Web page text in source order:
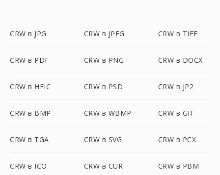
CRW в JPG CRW в JPEG CRW в TIFF
CRW в PDF CRW в PNG CRW в DOCX
CRW в HEIC CRW в PSD CRW в JP2
CRW в BMP CRW в WBMP CRW в GIF
CRW в TGA CRW в SVG CRW в PCX
CRW в ICO CRW в CUR CRW в PBM